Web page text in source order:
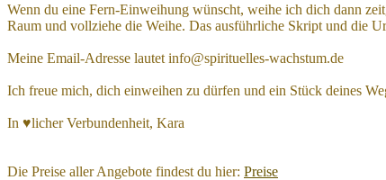
Wenn du eine Fern-Einweihung wünscht, weihe ich dich dann
Raum und vollziehe die Weihe. Das ausführliche Skript und die
Meine Email-Adresse lautet info@spirituelles-wachstum.de
Ich freue mich, dich einweihen zu dürfen und ein Stück deines
In ♥licher Verbundenheit, Kara
Die Preise aller Angebote findest du hier: Preise